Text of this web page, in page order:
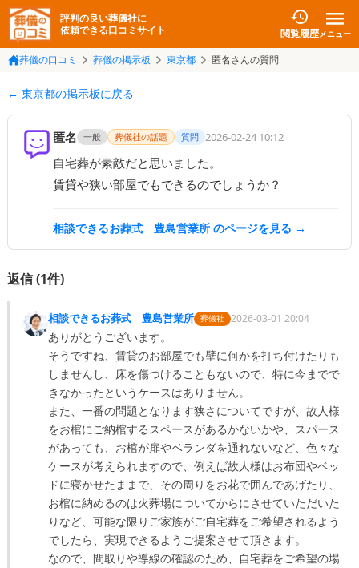
評判の良い葬儀社に
依頼できる口コミサイト
閲覧履歴メニュー
葬儀の口コミ 葬儀の掲示板 東京都 匿名さんの質問
← 東京都の掲示板に戻る
匿名 一般 葬儀社の話題 質問 2026-02-24 10:12
自宅葬が素敵だと思いました。
賃貸や狭い部屋でもできるのでしょうか？
相談できるお葬式 豊島営業所のページを見る →
返信 (1件)
相談できるお葬式 豊島営業所 葬儀社 2026-03-01 20:04
ありがとうございます。
そうですね、賃貸のお部屋でも壁に何かを打ち付けたりも
しませんし、床を傷つけることもないので、特に今までで
きなかったというケースはありません。
また、一番の問題となります狭さについてですが、故人様
をお棺にご納棺するスペースがあるかないかや、スパース
があっても、お棺が扉やベランダを通れないなど、色々な
ケースが考えられますので、例えば故人様はお布団やベッ
ドに寝かせたままで、その周りをお花で囲んであげたり、
お棺に納めるのは火葬場についてからにさせていただいた
りなど、可能な限りご家族がご自宅葬をご希望されるよう
でしたら、実現できるようご提案させて頂きます。
なので、間取りや導線の確認のため、自宅葬をご希望の場